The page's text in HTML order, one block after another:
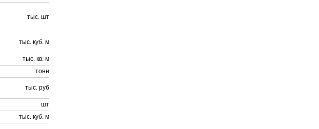
тыс. шт
тыс. куб. м
тыс. кв. м
тонн
тыс. руб
шт
тыс. куб. м